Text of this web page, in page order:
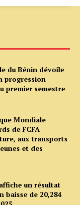
du Bénin dévoile
progression
premier semestre
Mondiale
de FCFA
aux transports
et des
un résultat
baisse de 20,284